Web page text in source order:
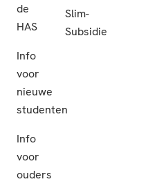
de
HAS
Info
voor
nieuwe
studenten
Info
voor
ouders
Slim-
Subsidie